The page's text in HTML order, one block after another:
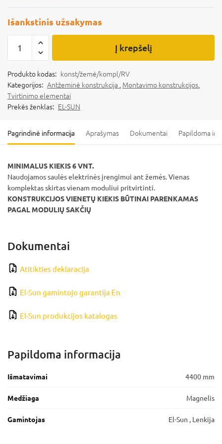
Išankstinis užsakymas
Į krepšelį
Produkto kodas: konst/žemė/kompl/RV
Kategorijos: Antžeminė konstrukcija Montavimo konstrukcijos
Tvirtinimo elementai
Prekės ženklas: EL-SUN
Pagrindinė informacija Aprašymas Dokumentai Papildoma
MINIMALUS KIEKIS 6 VNT.
Naudojamos saulės elektrinės įrengimui ant žemės. Vienas
komplektas skirtas vienam moduliui pritvirtinti.
KONSTRUKCIJOS VIENETŲ KIEKIS BŪTINAI PARENKAMAS
PAGAL MODULIŲ SAKČIŲ
Dokumentai
Atitikties deklaracija
El-Sun gamintojo garantija En
El-Sun produkcijos katalogas
Papildoma informacija
Išmatavimai 4400 mm
Medžiaga Magnelis
Gamintojas El-Sun , Lenkija